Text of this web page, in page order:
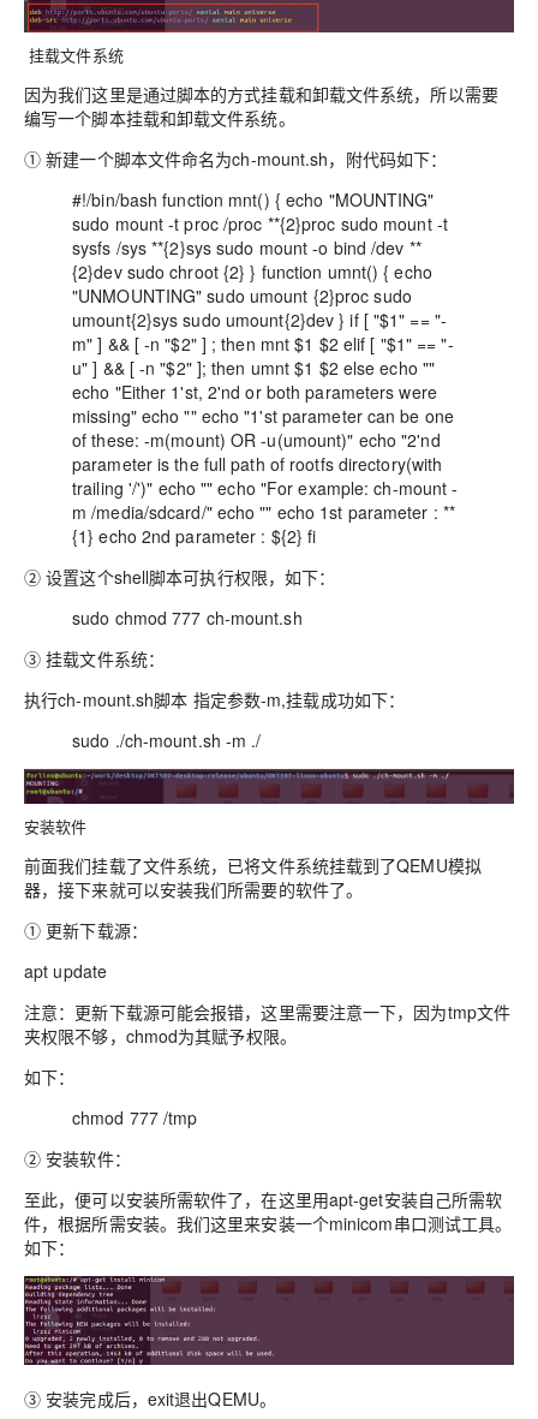
挂载文件系统
因为我们这里是通过脚本的方式挂载和卸载文件系统，所以需要
编写一个脚本挂载和卸载文件系统。
① 新建一个脚本文件命名为ch-mount.sh，附代码如下：
#!/bin/bash function mnt() { echo "MOUNTING"
sudo mount -t proc /proc **{2}proc sudo mount -t
sysfs /sys **{2}sys sudo mount -o bind /dev **
{2}dev sudo chroot {2} } function umnt() { echo
"UNMOUNTING" sudo umount {2}proc sudo
umount{2}sys sudo umount{2}dev } if [ "$1" == "-
m" ] && [ -n "$2" ] ; then mnt $1 $2 elif [ "$1" == "-
u" ] && [ -n "$2" ]; then umnt $1 $2 else echo ""
echo "Either 1'st, 2'nd or both parameters were
missing" echo "" echo "1'st parameter can be one
of these: -m(mount) OR -u(umount)" echo "2'nd
parameter is the full path of rootfs directory(with
trailing '/')" echo "" echo "For example: ch-mount -
m /media/sdcard/" echo "" echo 1st parameter : **
{1} echo 2nd parameter : ${2} fi
② 设置这个shell脚本可执行权限，如下：
sudo chmod 777 ch-mount.sh
③ 挂载文件系统：
执行ch-mount.sh脚本 指定参数-m,挂载成功如下：
sudo ./ch-mount.sh -m ./
安装软件
前面我们挂载了文件系统，已将文件系统挂载到了QEMU模拟
器，接下来就可以安装我们所需要的软件了。
① 更新下载源：
apt update
注意：更新下载源可能会报错，这里需要注意一下，因为tmp文件
夹权限不够，chmod为其赋予权限。
如下：
chmod 777 /tmp
② 安装软件：
至此，便可以安装所需软件了，在这里用apt-get安装自己所需软
件，根据所需安装。我们这里来安装一个minicom串口测试工具。
如下：
③ 安装完成后，exit退出QEMU。